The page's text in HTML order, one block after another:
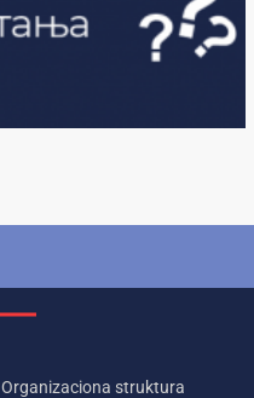
Organizaciona struktura